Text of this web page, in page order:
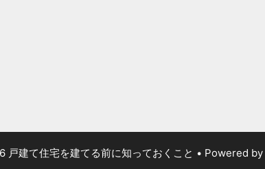
戸建て住宅を建てる前に知っておくこと • Powered by